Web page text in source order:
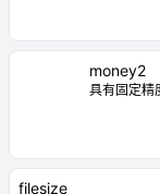
money2
具有固定精
filesize